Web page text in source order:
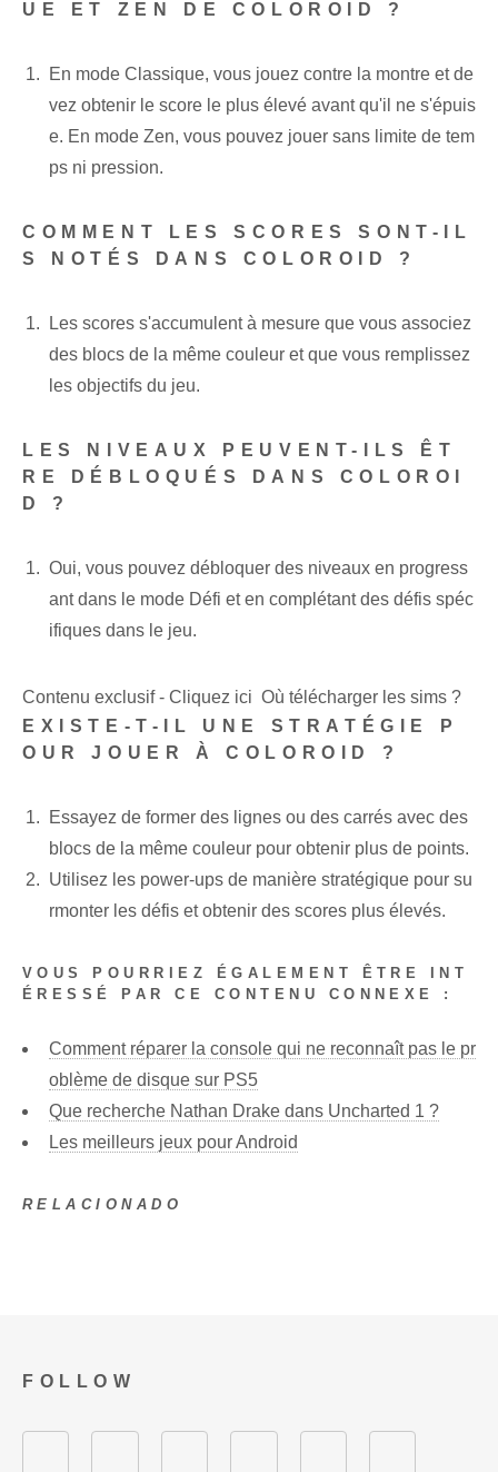
UE ET ZEN DE COLOROID ?
En mode Classique, vous jouez contre la montre et de
vez obtenir le score le plus élevé avant qu'il ne s'épuis
e. En mode Zen, vous pouvez jouer sans limite de tem
ps ni pression.
COMMENT LES SCORES SONT-IL
S NOTÉS DANS COLOROID ?
Les scores s'accumulent à mesure que vous associez
des blocs de la même couleur et que vous remplissez
les objectifs du jeu.
LES NIVEAUX PEUVENT-ILS ÊT
RE DÉBLOQUÉS DANS COLOROI
D ?
Oui, vous pouvez débloquer des niveaux en progress
ant dans le mode Défi et en complétant des défis spéc
ifiques dans le jeu.
Contenu exclusif - Cliquez ici Où télécharger les sims ?
EXISTE-T-IL UNE STRATÉGIE P
OUR JOUER À COLOROID ?
Essayez de former des lignes ou des carrés avec des
blocs de la même couleur pour obtenir plus de points.
Utilisez les power-ups de manière stratégique pour su
rmonter les défis et obtenir des scores plus élevés.
VOUS POURRIEZ ÉGALEMENT ÊTRE INT
ÉRESSÉ PAR CE CONTENU CONNEXE :
Comment réparer la console qui ne reconnaît pas le pr
oblème de disque sur PS5
Que recherche Nathan Drake dans Uncharted 1 ?
Les meilleurs jeux pour Android
RELACIONADO
FOLLOW